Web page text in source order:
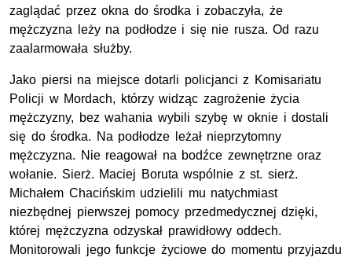
zaglądać przez okna do środka i zobaczyła, że
mężczyzna leży na podłodze i się nie rusza. Od razu
zaalarmowała służby.
Jako piersi na miejsce dotarli policjanci z Komisariatu
Policji w Mordach, którzy widząc zagrożenie życia
mężczyzny, bez wahania wybili szybę w oknie i dostali
się do środka. Na podłodze leżał nieprzytomny
mężczyzna. Nie reagował na bodźce zewnętrzne oraz
wołanie. Sierż. Maciej Boruta wspólnie zst. sierż.
Michałem Chacińskim udzielili mu natychmiast
niezbędnej pierwszej pomocy przedmedycznej dzięki,
której mężczyzna odzyskał prawidłowy oddech.
Monitorowali jego funkcje życiowe do momentu przyjazdu